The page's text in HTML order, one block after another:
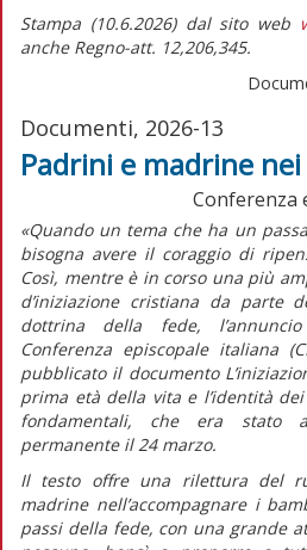
Stampa (10.6.2026) dal sito web
anche Regno-att. 12,206,345.
Documenti, 2026-13
Padrini e madrine
Conferenza
«Quando un tema che ha un
bisogna avere il coraggio di
Così, mentre è in corso una più
d’iniziazione cristiana da parte
dottrina della fede,
Conferenza episcopale italiana
pubblicato il documento
prima età della vita e l’identità
fondamentali, che era stato
permanente il 24 marzo.
Il testo offre una rilettura del
madrine nell’accompagnare i
passi della fede, con una grande